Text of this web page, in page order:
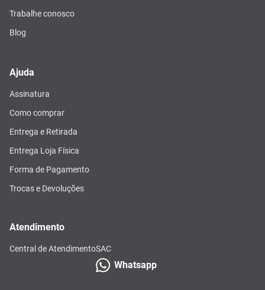
Trabalhe conosco
Blog
Ajuda
Assinatura
Como comprar
Entrega e Retirada
Entrega Loja Física
Forma de Pagamento
Trocas e Devoluções
Atendimento
Central de AtendimentoSAC
Whatsapp